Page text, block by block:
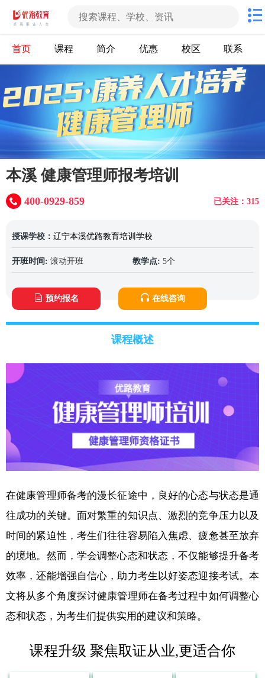
首页 课程 简介 优惠 校区 联系
本溪 健康管理师报考培训
已关注：315
400-0929-859
授课学校： 辽宁本溪优路教育培训学校
开班时间: 滚动开班 教学点: 5个
预约报名 在线咨询
课程概述
在健康管理师备考的漫长征途中，良好的心态与状态是通
往成功的关键。面对繁重的知识点、激烈的竞争压力以及
时间的紧迫性，考生们往往容易陷入焦虑、疲惫甚至放弃
的境地。然而，学会调整心态和状态，不仅能够提升备考
效率，还能增强自信心，助力考生以好姿态迎接考试。本
文将从多个角度探讨健康管理师在备考过程中如何调整心
态和状态，为考生们提供实用的建议和策略。
课程升级 聚焦取证从业,更适合你